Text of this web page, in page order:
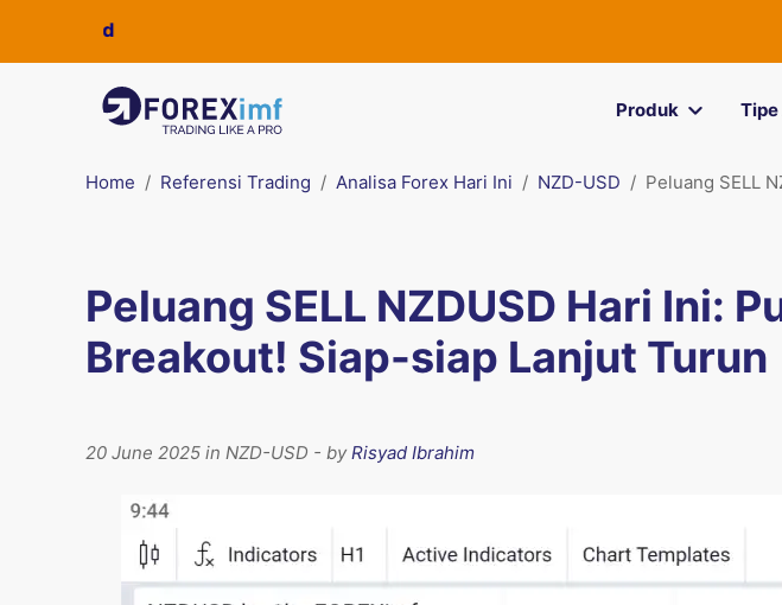
Produk Tipe
Home Referensi Trading Analisa Forex Hari Ini NZD-USD Peluang SELL
Peluang SELL NZDUSD Hari Ini:
Breakout! Siap-siap Lanjut Turun
20 June 2025 in NZD-USD - byRisyad Ibrahim